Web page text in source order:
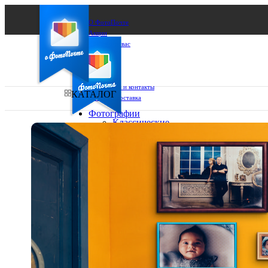
О ФотоПочте
Акции
Сделаем за вас
Бизнесу
FAQ
Франшиза
Поддержка и контакты
Оплата и доставка
Ваш город:
Выберите из списка:
КАТАЛОГ
Фотографии
Классические
10х10
10х15
13х18
15х15
30х30
30х40